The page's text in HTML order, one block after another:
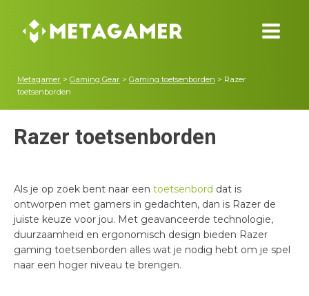
Metagamer > Gaming Gear > Gaming toetsenborden > Razer
toetsenborden
Razer toetsenborden
Als je op zoek bent naar een toetsenbord dat is
ontworpen met gamers in gedachten, dan is Razer de
juiste keuze voor jou. Met geavanceerde technologie,
duurzaamheid en ergonomisch design bieden Razer
gaming toetsenborden alles wat je nodig hebt om je spel
naar een hoger niveau te brengen.